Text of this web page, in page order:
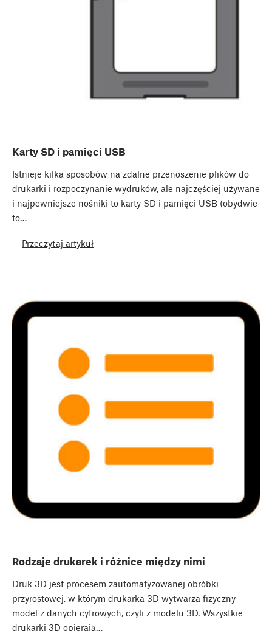
Karty SD i pamięci USB
Istnieje kilka sposobów na zdalne przenoszenie plików do
drukarki i rozpoczynanie wydruków, ale najczęściej używane
i najpewniejsze nośniki to karty SD i pamięci USB (obydwie
to…
Przeczytaj artykuł
Rodzaje drukarek i różnice między nimi
Druk 3D jest procesem zautomatyzowanej obróbki
przyrostowej, w którym drukarka 3D wytwarza fizyczny
model z danych cyfrowych, czyli z modelu 3D. Wszystkie
drukarki 3D opierają…